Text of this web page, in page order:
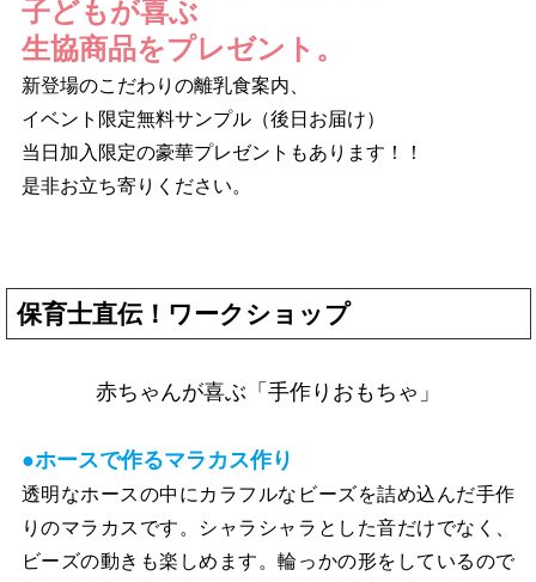
子どもが喜ぶ
生協商品をプレゼント。
新登場のこだわりの離乳食案内、
イベント限定無料サンプル（後日お届け）
当日加入限定の豪華プレゼントもあります！！
是非お立ち寄りください。
保育士直伝！ワークショップ
赤ちゃんが喜ぶ「手作りおもちゃ」
●ホースで作るマラカス作り
透明なホースの中にカラフルなビーズを詰め込んだ手作
りのマラカスです。シャラシャラとした音だけでなく、
ビーズの動きも楽しめます。輪っかの形をしているので